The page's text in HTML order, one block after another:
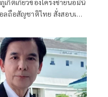
ลถือสัญชาติไทย สั่งสอบเส้น